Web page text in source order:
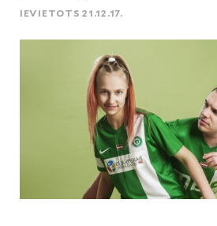
IEVIETOTS 21.12.17.